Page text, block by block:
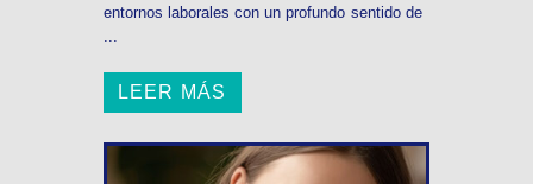
entornos laborales con un profundo sentido de
...
LEER MÁS